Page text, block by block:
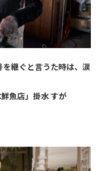
継ぐと言うた時は、涙
魚店」掛水 すが